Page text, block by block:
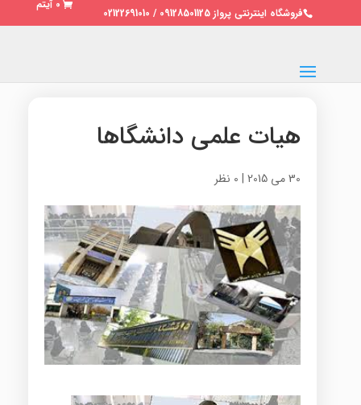
فروشگاه اینترنتی پرواز 09128501125 / 02122691010
0 آیتم
هیات علمی دانشگاها
30 می 2015 | 0 نظر